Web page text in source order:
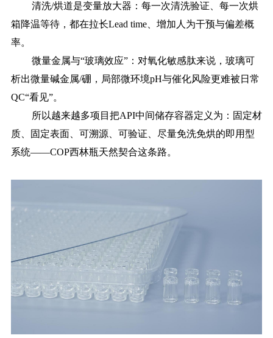
清洗/烘道是变量放大器：每一次清洗验证、每一次烘
箱降温等待，都在拉长Lead time、增加人为干预与偏差概
率。
微量金属与“玻璃效应”：对氧化敏感肽来说，玻璃可
析出微量碱金属/硼，局部微环境pH与催化风险更难被日常
QC“看见”。
所以越来越多项目把API中间储存容器定义为：固定材
质、固定表面、可溯源、可验证、尽量免洗免烘的即用型
系统——COP西林瓶天然契合这条路。